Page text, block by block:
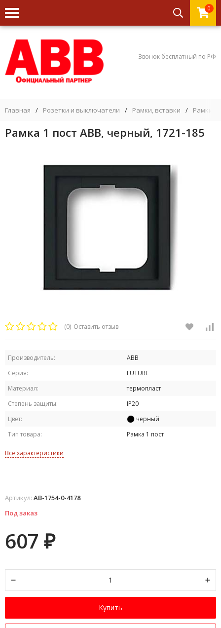
0
Звонок бесплатный по РФ
Главная / Розетки и выключатели / Рамки, вставки / Рамки 1
Рамка 1 пост ABB, черный, 1721-185
(0) Оставить отзыв
Производитель:
ABB
Серия:
FUTURE
Материал:
термопласт
Степень защиты:
IP20
Цвет:
черный
Тип товара:
Рамка 1 пост
Все характеристики
Артикул: AB-1754-0-4178
Под заказ
607 ₽
Купить